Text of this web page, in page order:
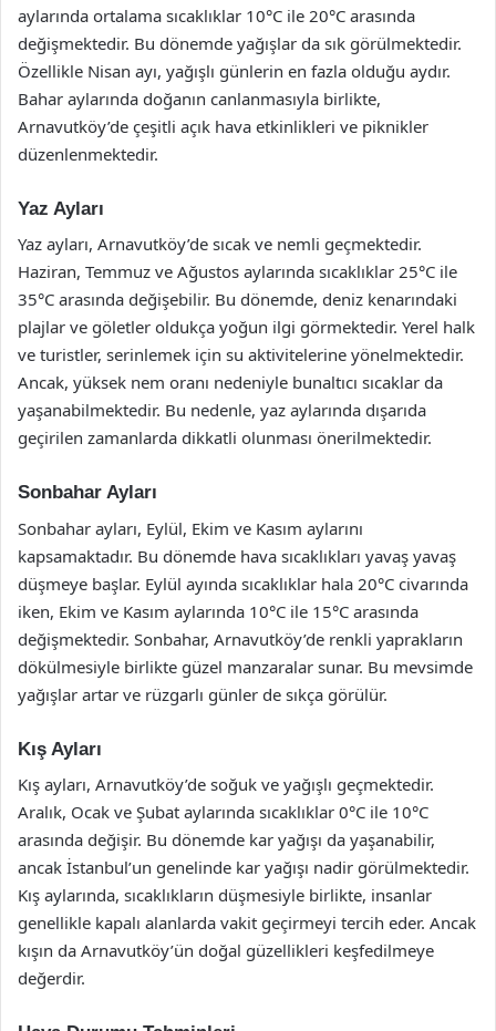
aylarında ortalama sıcaklıklar 10°C ile 20°C arasında
değişmektedir. Bu dönemde yağışlar da sık görülmektedir.
Özellikle Nisan ayı, yağışlı günlerin en fazla olduğu aydır.
Bahar aylarında doğanın canlanmasıyla birlikte,
Arnavutköy’de çeşitli açık hava etkinlikleri ve piknikler
düzenlenmektedir.
Yaz Ayları
Yaz ayları, Arnavutköy’de sıcak ve nemli geçmektedir.
Haziran, Temmuz ve Ağustos aylarında sıcaklıklar 25°C ile
35°C arasında değişebilir. Bu dönemde, deniz kenarındaki
plajlar ve göletler oldukça yoğun ilgi görmektedir. Yerel halk
ve turistler, serinlemek için su aktivitelerine yönelmektedir.
Ancak, yüksek nem oranı nedeniyle bunaltıcı sıcaklar da
yaşanabilmektedir. Bu nedenle, yaz aylarında dışarıda
geçirilen zamanlarda dikkatli olunması önerilmektedir.
Sonbahar Ayları
Sonbahar ayları, Eylül, Ekim ve Kasım aylarını
kapsamaktadır. Bu dönemde hava sıcaklıkları yavaş yavaş
düşmeye başlar. Eylül ayında sıcaklıklar hala 20°C civarında
iken, Ekim ve Kasım aylarında 10°C ile 15°C arasında
değişmektedir. Sonbahar, Arnavutköy’de renkli yaprakların
dökülmesiyle birlikte güzel manzaralar sunar. Bu mevsimde
yağışlar artar ve rüzgarlı günler de sıkça görülür.
Kış Ayları
Kış ayları, Arnavutköy’de soğuk ve yağışlı geçmektedir.
Aralık, Ocak ve Şubat aylarında sıcaklıklar 0°C ile 10°C
arasında değişir. Bu dönemde kar yağışı da yaşanabilir,
ancak İstanbul’un genelinde kar yağışı nadir görülmektedir.
Kış aylarında, sıcaklıkların düşmesiyle birlikte, insanlar
genellikle kapalı alanlarda vakit geçirmeyi tercih eder. Ancak
kışın da Arnavutköy’ün doğal güzellikleri keşfedilmeye
değerdir.